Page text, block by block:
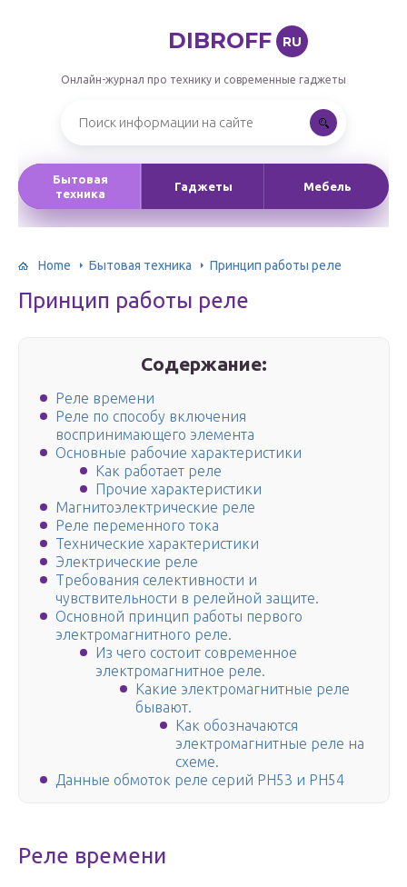
DIBROFF RU
Онлайн-журнал про технику и современные гаджеты
Бытовая
техника
Гаджеты Мебель
Home Бытовая техника Принцип работы реле
Принцип работы реле
Содержание:
Реле времени
Реле по способу включения
воспринимающего элемента
Основные рабочие характеристики
Как работает реле
Прочие характеристики
Магнитоэлектрические реле
Реле переменного тока
Технические характеристики
Электрические реле
Требования селективности и
чувствительности в релейной защите.
Основной принцип работы первого
электромагнитного реле.
Из чего состоит современное
электромагнитное реле.
Какие электромагнитные реле
бывают.
Как обозначаются
электромагнитные реле на
схеме.
Данные обмоток реле серий РН53 и РН54
Реле времени